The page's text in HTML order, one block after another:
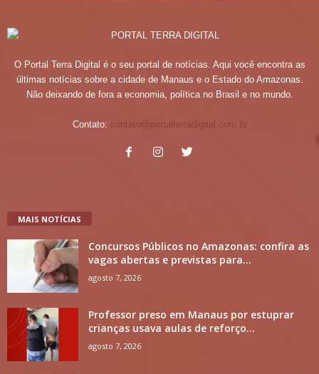
O Portal Terra Digital é o seu portal de notícias. Aqui você encontra as
últimas notícias sobre a cidade de Manaus e o Estado do Amazonas.
Não deixando de fora a economia, política no Brasil e no mundo.
Contato: contato@portalterradigital.com.br
MAIS NOTÍCIAS
Concursos Públicos no Amazonas: confira as
vagas abertas e previstas para...
agosto 7, 2026
Professor preso em Manaus por estuprar
crianças usava aulas de reforço...
agosto 7, 2026